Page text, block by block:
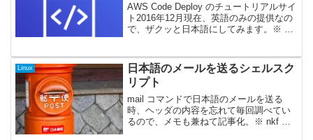
AWS Code Deploy のチュートリアルサイ
ト2016年12月現在、英語のみの提供なの
で、ザクッと日本語にしてみます。※ 正
(CodeDeploy) と関連の薄い点に...
Linux
日本語のメールを送るシェルスク
リプト
mail コマンドで日本語のメールを送る
時、ヘッダの内容を忘れて毎回調べてい
るので、メモも兼ねて記事化。※ nkf 使